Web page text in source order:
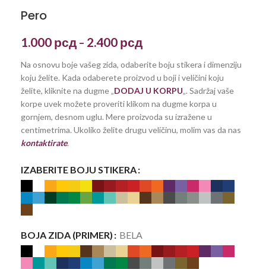
Pero
1.000 рсд – 2.400 рсд
Na osnovu boje vašeg zida, odaberite boju stikera i dimenziju
koju želite. Kada odaberete proizvod u boji i veličini koju
želite, kliknite na dugme „DODAJ U KORPU„. Sadržaj vaše
korpe uvek možete proveriti klikom na dugme korpa u
gornjem, desnom uglu. Mere proizvoda su izražene u
centimetrima. Ukoliko želite drugu veličinu, molim vas da nas
kontaktirate.
IZABERITE BOJU STIKERA
BOJA ZIDA (PRIMER) BELA